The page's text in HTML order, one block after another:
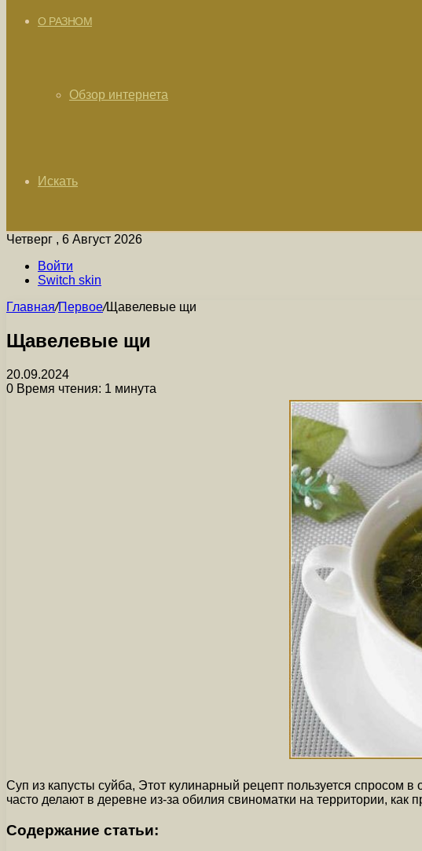
О РАЗНОМ
Обзор интернета
Искать
Четверг , 6 Август 2026
Войти
Switch skin
Главная/Первое/Щавелевые щи
Щавелевые щи
20.09.2024
0 Время чтения: 1 минута
Суп из капусты суйба, Этот кулинарный рецепт пользуется спросом
часто делают в деревне из-за обилия свиноматки на территории,
Содержание статьи: